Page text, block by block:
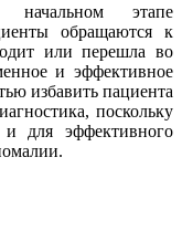
этапе
обращаются к
или перешла во
и эффективное
избавить пациента
поскольку
для эффективного